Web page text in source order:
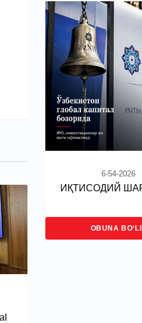
6-54-2026
ИҚТИСОДИЙ
OBUNA